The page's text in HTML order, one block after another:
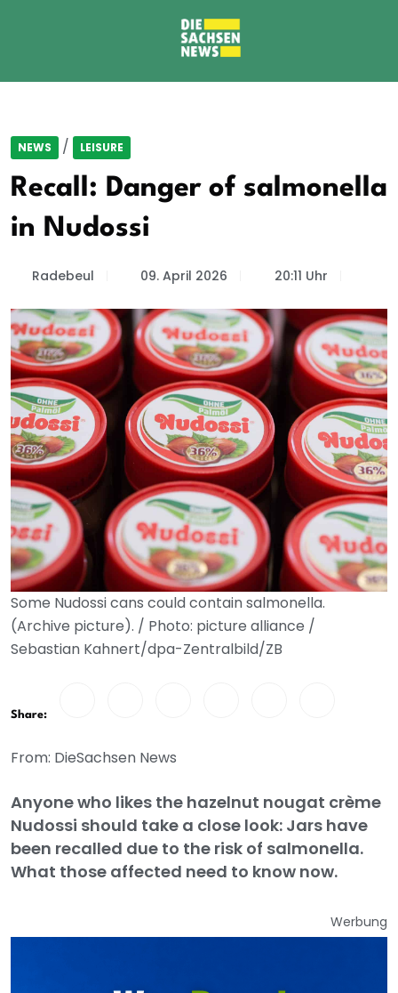
NEWS / LEISURE
Recall: Danger of salmonella
in Nudossi
Radebeul 09. April 2026 20:11 Uhr
Some Nudossi cans could contain salmonella.
(Archive picture). / Photo: picture alliance /
Sebastian Kahnert/dpa-Zentralbild/ZB
Share:
From: DieSachsen News
Anyone who likes the hazelnut nougat crème
Nudossi should take a close look: Jars have
been recalled due to the risk of salmonella.
What those affected need to know now.
Werbung